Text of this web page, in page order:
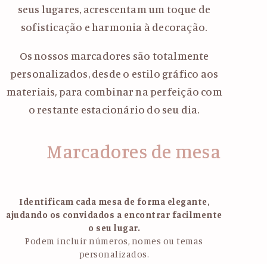
seus lugares, acrescentam um toque de
sofisticação e harmonia à decoração.
Os nossos marcadores são totalmente
personalizados, desde o estilo gráfico aos
materiais, para combinar na perfeição com
o restante estacionário do seu dia.
Marcadores de mesa
Identificam cada mesa de forma elegante,
ajudando os convidados a encontrar facilmente
o seu lugar.
Podem incluir números, nomes ou temas
personalizados.